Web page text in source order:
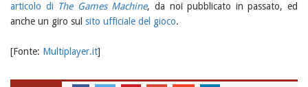
articolo di The Games Machine, da noi pubblicato in passato, ed
anche un giro sul sito ufficiale del gioco.
[Fonte: Multiplayer.it]